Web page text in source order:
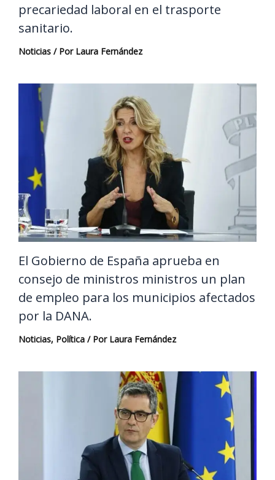
precariedad laboral en el trasporte
sanitario.
Noticias / Por Laura Fernández
El Gobierno de España aprueba en
consejo de ministros ministros un plan
de empleo para los municipios afectados
por la DANA.
Noticias, Política / Por Laura Fernández